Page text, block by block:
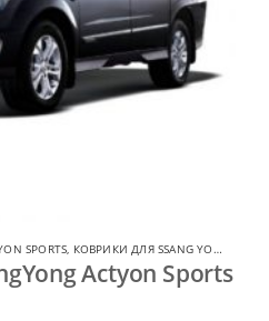
SPORTS, КОВРИКИ ДЛЯ SSANG YONG
Actyon Sports